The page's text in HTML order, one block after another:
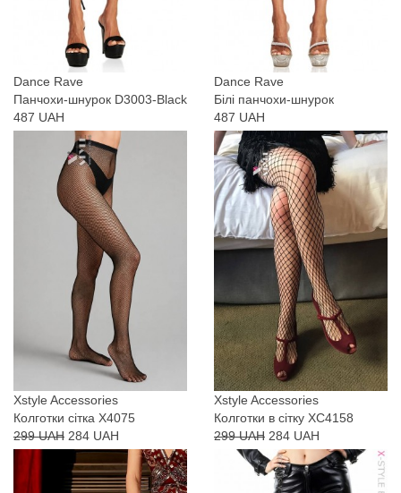
Dance Rave
Панчохи-шнурок D3003-Black
487 UAH
Dance Rave
Білі панчохи-шнурок
487 UAH
Xstyle Accessories
Колготки сітка X4075
299 UAH 284 UAH
Xstyle Accessories
Колготки в сітку XC4158
299 UAH 284 UAH